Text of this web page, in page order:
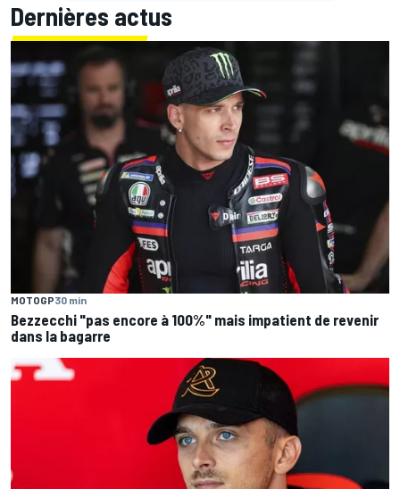
Dernières actus
MOTOGP30 min
Bezzecchi "pas encore à 100%" mais impatient de revenir
dans la bagarre